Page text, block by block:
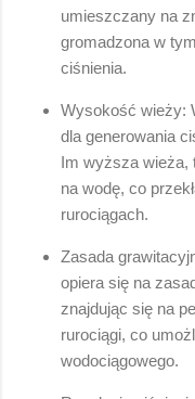
umieszczany na
gromadzona w
ciśnienia.
Wysokość wieży:
dla generowania
Im wyższa wieża,
na wodę, co
rurociągach.
Zasada
opiera się na
znajdując się na
rurociągi, co
wodociągowego.